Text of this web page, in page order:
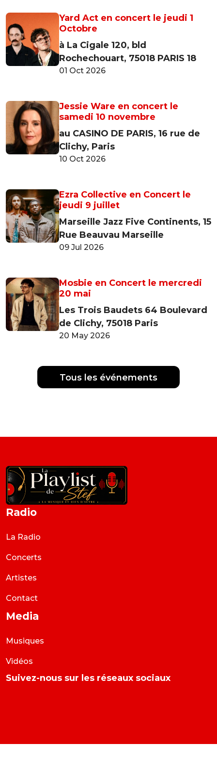
Yard Act en concert le jeudi 1
Octobre
à La Cigale 120, bld
Rochechouart, 75018 PARIS 18
01 Oct 2026
Jessie Ware en concert le
samedi 10 novembre
au CASINO DE PARIS, 16 rue de
Clichy, Paris
10 Oct 2026
Ezra Collective en Concert le
jeudi 9 juillet
Marseille Jazz Five Continents, 15
Rue Beauvau Marseille
09 Jul 2026
Mosbie en Concert le mercredi
20 mai
Les Trois Baudets 64 Boulevard
de Clichy, 75018 Paris
20 May 2026
Tous les événements
Radio
La Radio
Concerts
Artistes
Contact
Media
Musiques
Vidéos
Suivez-nous sur les réseaux sociaux